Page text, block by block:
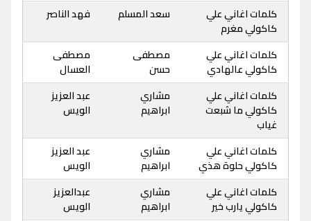
كلمات اغاني علي
كاكولي مغرم
سعد المسلم فهد الناصر
كلمات اغاني علي
كاكولي عالهادي
مصطفى
حسن
مصطفى
العسال
كلمات اغاني علي
كاكولي ما شبعت
غياب
مشاري
ابراهيم
عبد العزيز
الويس
كلمات اغاني علي
كاكولي حلوة هذي
مشاري
ابراهيم
عبد العزيز
الويس
كلمات اغاني علي
كاكولي يارب خير
مشاري
ابراهيم
عبدالعزيز
الويس